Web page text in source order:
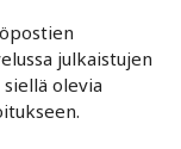
julkaistujen
olevia